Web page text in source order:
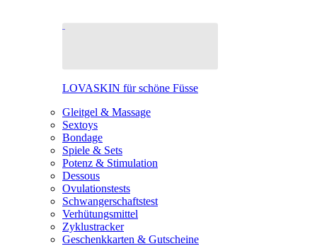
LOVASKIN für schöne Füsse
Gleitgel & Massage
Sextoys
Bondage
Spiele & Sets
Potenz & Stimulation
Dessous
Ovulationstests
Schwangerschaftstest
Verhütungsmittel
Zyklustracker
Geschenkkarten & Gutscheine